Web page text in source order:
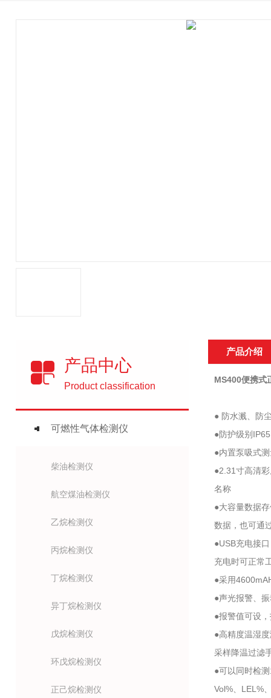
产品中心
Product classification
可燃性气体检测仪
柴油检测仪
航空煤油检测仪
乙烷检测仪
丙烷检测仪
丁烷检测仪
异丁烷检测仪
戊烷检测仪
环戊烷检测仪
正己烷检测仪
产品介绍
MS400便携式
● 防水溅、防
●防护级别
●内置泵吸式
●2.31寸高清
名称
●大容量数据
数据，也可通
●USB充电接
充电时可正常
●采用
●声光报警、
●报警值可设
●高精度温湿
采样降温过滤
●可以同时检
Vol%、LEL%